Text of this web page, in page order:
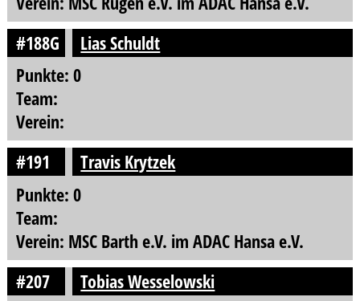
#188G
Lias Schuldt
Punkte: 0
Team:
Verein:
#191
Travis Krytzek
Punkte: 0
Team:
Verein: MSC Barth e.V. im ADAC Hansa e.V.
#207
Tobias Wesselowski